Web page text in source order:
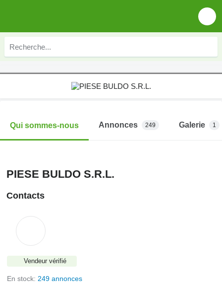
Qui sommes-nous Annonces 249 Galerie 1
PIESE BULDO S.R.L.
Contacts
Vendeur vérifié
En stock: 249 annonces